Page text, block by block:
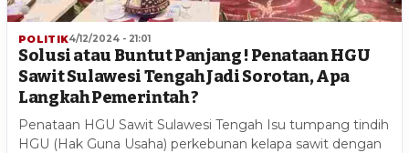
POLITIK4/12/2024 - 21:01
Solusi atau Buntut Panjang ! Penataan HGU
Sawit Sulawesi Tengah Jadi Sorotan, Apa
Langkah Pemerintah ?
Penataan HGU Sawit Sulawesi Tengah Isu tumpang tindih
HGU (Hak Guna Usaha) perkebunan kelapa sawit dengan